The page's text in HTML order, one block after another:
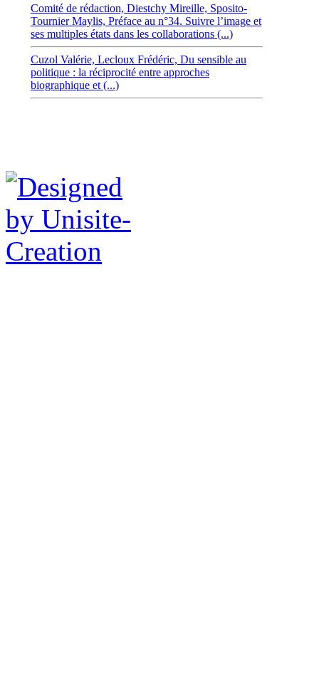
Comité de rédaction, Diestchy Mireille, Sposito-
Tournier Maylis, Préface au n°34. Suivre l’image et
ses multiples états dans les collaborations (...)
Cuzol Valérie, Lecloux Frédéric, Du sensible au
politique : la réciprocité entre approches
biographique et (...)